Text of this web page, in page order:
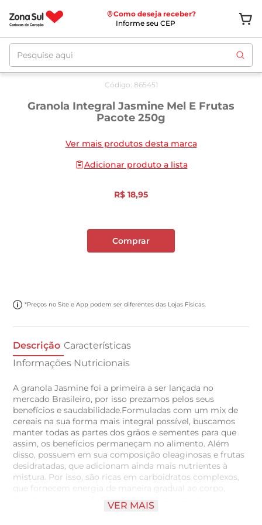
Como deseja receber?
Informe seu CEP
Pesquise aqui
Código: 865451
Granola Integral Jasmine Mel E Frutas
Pacote 250g
Ver mais produtos desta marca
Adicionar produto a lista
R$ 18,95
Comprar
*Preços no Site e App podem ser diferentes das Lojas Físicas.
Descrição Características
Informações Nutricionais
A granola Jasmine foi a primeira a ser lançada no
mercado Brasileiro, por isso prezamos pelos seus
benefícios e saudabilidade.Formuladas com um mix de
cereais na sua forma mais integral possível, buscamos
manter todas as partes dos grãos e sementes para que
assim, os benefícios permaneçam no alimento. Além
disso, possuem em sua composição oleaginosas e frutas
desidratadas, que adicionam ainda mais nutrientes à
mistura. Por isso, são ricas em carboidratos complexos,
que fornecem energia de maneira gradual ao corpo,
devido à presença de fibras – estas têm grande
importância na alimentação por garantirem o adequado
VER MAIS